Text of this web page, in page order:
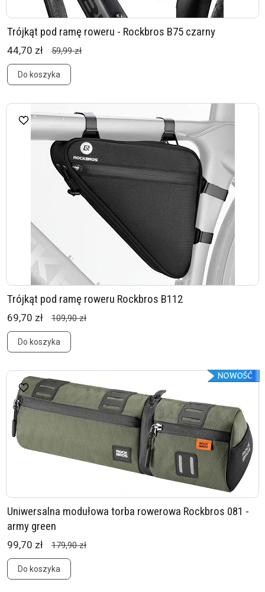
Trójkąt pod ramę roweru - Rockbros B75 czarny
44,70 zł 59,99 zł
Do koszyka
Trójkąt pod ramę roweru Rockbros B112
69,70 zł 109,90 zł
Do koszyka
Uniwersalna modułowa torba rowerowa Rockbros 081 -
army green
99,70 zł 179,90 zł
Do koszyka